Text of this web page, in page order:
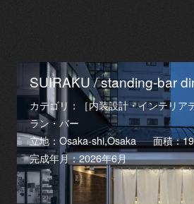
SUIRAKU / standing-bar
カテゴリ：［内装設計・インテリア
ラン・バー
立地：Osaka-shi,Osaka
面積：
完成年月：2026年6月